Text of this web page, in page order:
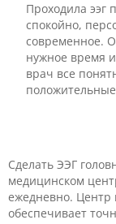
Проходила ээг
спокойно,
современное.
нужное время
врач все
Сделать ЭЭГ
медицинском
ежедневно. Центр
обеспечивает